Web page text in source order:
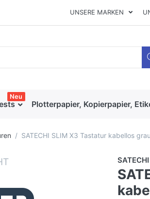
UNSERE MARKEN
Neu
Plotterpapier, Kopierpapier,
SATECHI SLIM X3 Tastatur kabellos
SATECHI